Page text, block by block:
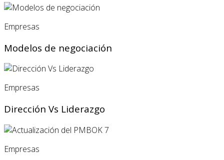
Empresas
Modelos de negociación
Empresas
Dirección Vs Liderazgo
Empresas